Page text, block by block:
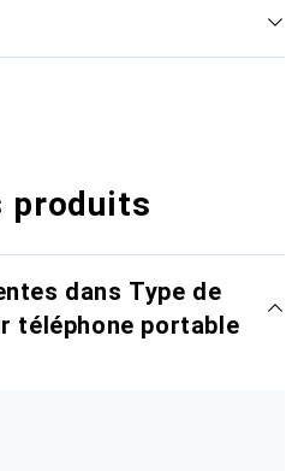
produits
dans Type de
téléphone portable